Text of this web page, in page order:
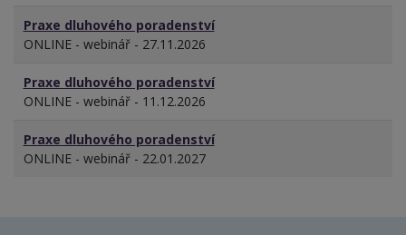
Praxe dluhového poradenství
ONLINE - webinář - 27.11.2026
Praxe dluhového poradenství
ONLINE - webinář - 11.12.2026
Praxe dluhového poradenství
ONLINE - webinář - 22.01.2027